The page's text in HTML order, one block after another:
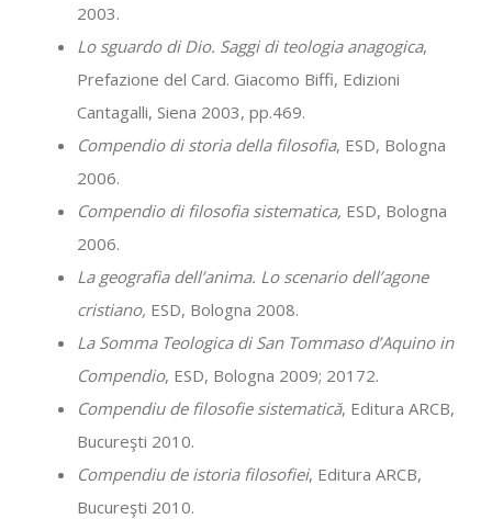
2003.
Lo sguardo di Dio. Saggi di teologia anagogica,
Prefazione del Card. Giacomo Biffi, Edizioni
Cantagalli, Siena 2003, pp.469.
Compendio di storia della filosofia, ESD, Bologna
2006.
Compendio di filosofia sistematica, ESD, Bologna
2006.
La geografia dell’anima. Lo scenario dell’agone
cristiano, ESD, Bologna 2008.
La Somma Teologica di San Tommaso d’Aquino in
Compendio, ESD, Bologna 2009; 20172.
Compendiu de filosofie sistematică, Editura ARCB,
Bucureşti 2010.
Compendiu de istoria filosofiei, Editura ARCB,
Bucureşti 2010.